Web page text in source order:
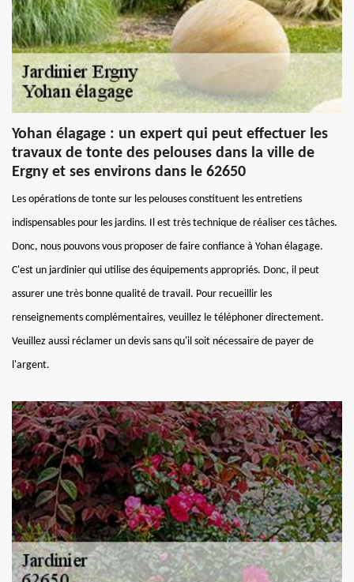
Yohan élagage : un expert qui peut effectuer les
travaux de tonte des pelouses dans la ville de
Ergny et ses environs dans le 62650
Les opérations de tonte sur les pelouses constituent les entretiens
indispensables pour les jardins. Il est très technique de réaliser ces tâches.
Donc, nous pouvons vous proposer de faire confiance à Yohan élagage.
C'est un jardinier qui utilise des équipements appropriés. Donc, il peut
assurer une très bonne qualité de travail. Pour recueillir les
renseignements complémentaires, veuillez le téléphoner directement.
Veuillez aussi réclamer un devis sans qu'il soit nécessaire de payer de
l'argent.